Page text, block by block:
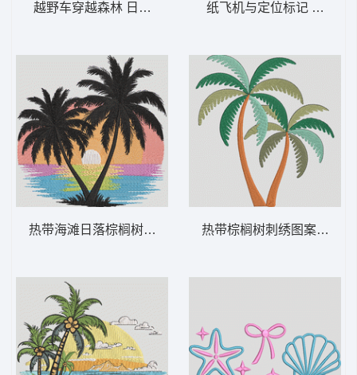
越野车穿越森林 日落时分的越野卡车——冒
热带海滩日落棕榈树 热带棕榈日落 – 海滩-
纸飞机与定位标记 纸飞机
热带棕榈树刺绣图案 热带